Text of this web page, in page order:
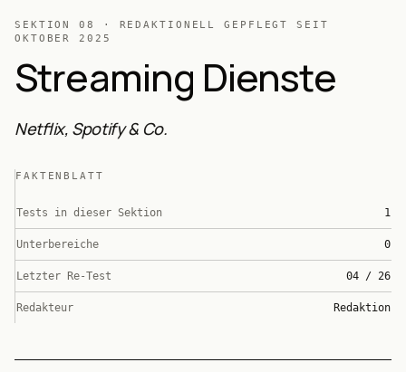
SEKTION08
· REDAKTIONELL GEPFLEGT SEIT
OKTOBER 2025
Streaming Dienste
Netflix, Spotify & Co.
FAKTENBLATT
Tests in dieser Sektion 1
Unterbereiche 0
Letzter Re-Test 04 / 26
Redakteur Redaktion